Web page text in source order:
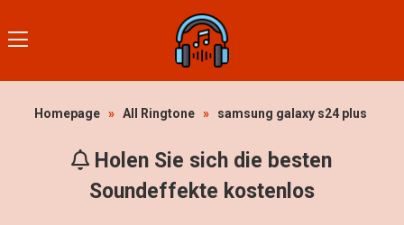
Homepage » All Ringtone » samsung galaxy s24 plus
Holen Sie sich die besten
Soundeffekte kostenlos